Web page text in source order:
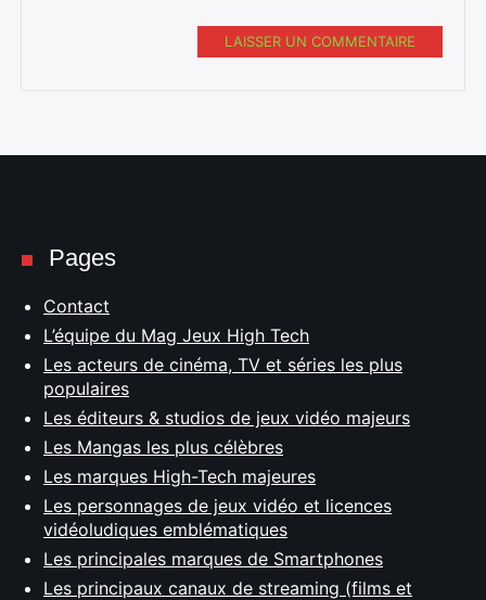
LAISSER UN COMMENTAIRE
Pages
Contact
L’équipe du Mag Jeux High Tech
Les acteurs de cinéma, TV et séries les plus
populaires
Les éditeurs & studios de jeux vidéo majeurs
Les Mangas les plus célèbres
Les marques High-Tech majeures
Les personnages de jeux vidéo et licences
vidéoludiques emblématiques
Les principales marques de Smartphones
Les principaux canaux de streaming (films et